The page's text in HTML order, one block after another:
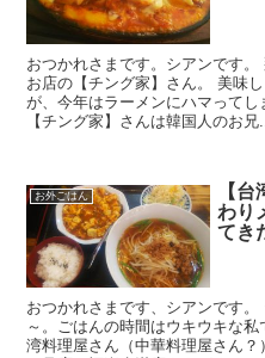
おつかれさまです。シアンです
お店の【チング家】さん。 美味
が、今年はラーメンにハマってし
【チング家】さんは韓国人のお兄...
お外ごはん
【
わり
てき
おつかれさまです、シアンです
～。ごはんの時間はウキウキな
湾料理屋さん（中華料理屋さん？